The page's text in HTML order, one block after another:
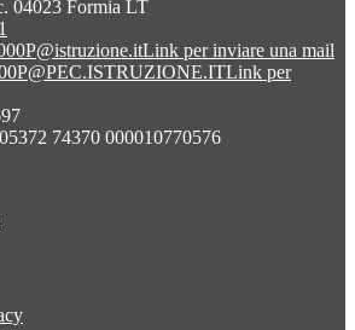
04023 Formia LT
Link per inviare una mail
Link per
74370 000010770576